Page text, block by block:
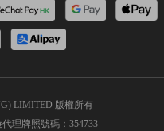
LIMITED 版權所有
理牌照號碼：354733